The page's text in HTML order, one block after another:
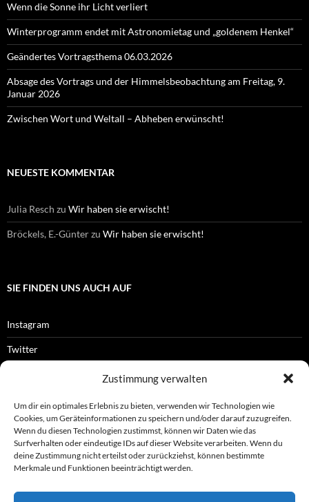
Zustimmung verwalten
Um dir ein optimales Erlebnis zu bieten, verwenden wir Technologien wie
Cookies, um Geräteinformationen zu speichern und/oder darauf zuzugreifen.
Wenn du diesen Technologien zustimmst, können wir Daten wie das
Surfverhalten oder eindeutige IDs auf dieser Website verarbeiten. Wenn du
deine Zustimmung nicht erteilst oder zurückziehst, können bestimmte
Merkmale und Funktionen beeinträchtigt werden.
Wenn die Sonne ihr Licht verliert
Winterprogramm endet mit Astronomietag und „goldenem Henkel“
Geändertes Vortragsthema 06.03.2026
Absage des Vortrags und der Himmelsbeobachtung am Freitag, 9.
Januar 2026
Zwischen Wort und Weltall – Abheben erwünscht!
NEUESTE KOMMENTAR
Julia Resch zu Wir haben sie erwischt!
Bröckels, E.-Günterzu Wir haben sie erwischt!
SIE FINDEN UNS AUCH AUF
Instagram
Twitter
OFFIZIELLES
Impressum